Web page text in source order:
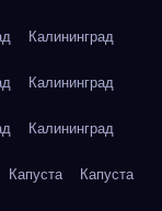
Калининград
Калининград
Калининград
Капуста Капуста